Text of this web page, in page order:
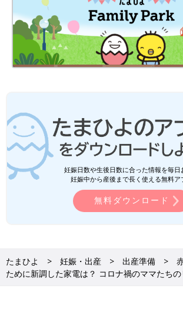
「家事の負担軽減」がダントツでした。
「その便利さに感動。買ってよかった！」
「節水になると聞いたし、高温で洗うので汚
った」
「洗い物が増えて手が荒れるようになったか
今回のアンケートでは１位２位の家電では「
圧倒的でしたが、３位以下の家電で共通して
の軽減」でした。そして目立ったのは「共働
ごす時間を増やしたい」という購入理由でし
また、「ビデオカメラ」「カメラ」は、ほん
機能になっていることもあるのでしょう。時
ート結果となりました。
※文中のコメントは「たまひよ」WEBユーザ
果を再編集したものです。
妊娠日数や生後日数に合った情報を毎日
妊娠中から産後まで長く使える無料ア
無料ダウンロード
たまひよ 妊娠・出産 出産準備
ために新調した家電は？ コロナ禍のママたち